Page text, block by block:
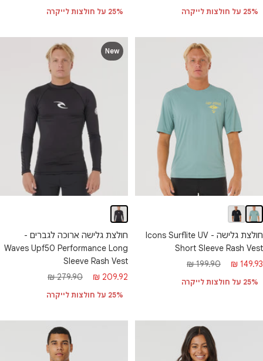
מבצע
רגיל
25% על חולצות לייקרה
מבצע
רגיל
25% על חולצות לייקרה
חולצת גלישה - Icons Surflite UV
Short Sleeve Rash Vest
מחיר
מבצע
149.93 ₪
מחיר
רגיל
199.90 ₪
25% על חולצות לייקרה
New
חולצת גלישה ארוכה לגברים -
Waves Upf50 Performance Long
Sleeve Rash Vest
מחיר
מבצע
209.92 ₪
מחיר
רגיל
279.90 ₪
25% על חולצות לייקרה